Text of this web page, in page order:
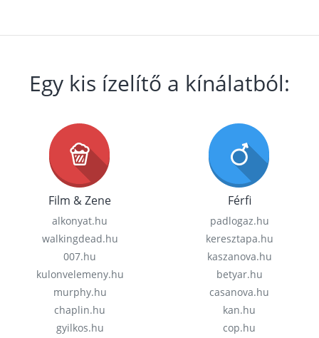
Egy kis ízelítő a kínálatból:
Film & Zene
alkonyat.hu
walkingdead.hu
007.hu
kulonvelemeny.hu
murphy.hu
chaplin.hu
gyilkos.hu
Férfi
padlogaz.hu
keresztapa.hu
kaszanova.hu
betyar.hu
casanova.hu
kan.hu
cop.hu